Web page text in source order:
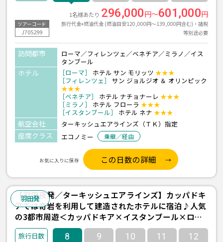
ツアーコード
J705299
1名様あたり 296,000円～601,000円
旅行代金+燃油代金 (燃油目安120,000円～139,000円含む)・諸税
等別途必要
訪問都市
ローマ／フィレンツェ／ベネチア／ミラノ／イス
タンブール
ホテル ［ローマ］ ホテル サン モリッツ ★★★
［フィレンツェ］
サン ジョルジオ ＆ オリンピック
★★★
［ベネチア］
ホテル ナチョナーレ ★★★
［ミラノ］
ホテル フローラ ★★★
［イスタンブール］
ホテル ネナ ★★★
航空会社 ターキッシュエアラインズ（ＴＫ）指定
座席クラス エコノミー 乗継／経由
お気に入りに保存 この日数の詳細
羽田発
【羽田夜発／ターキッシュエアラインズ】カッパドキ
アでは奇岩を利用して建造されたホテルに宿泊♪人気
の3都市周遊＜カッパドキア×イスタンブール×ロー
マ＞8日間
8 9 10 11 12